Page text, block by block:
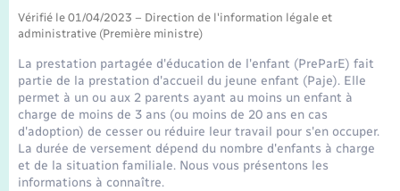
Concessions funéraires
Numérique
Organisation d’événement
Sécurité - Prévention
Seniors
Vérifié le 01/04/2023 – Direction de l'information légale et
administrative (Première ministre)
La prestation partagée d'éducation de l'enfant (PreParE) fait
partie de la prestation d'accueil du jeune enfant (Paje). Elle
permet à un ou aux 2 parents ayant au moins un enfant à
charge de moins de 3 ans (ou moins de 20 ans en cas
d'adoption) de cesser ou réduire leur travail pour s'en occuper.
La durée de versement dépend du nombre d'enfants à charge
et de la situation familiale. Nous vous présentons les
informations à connaître.